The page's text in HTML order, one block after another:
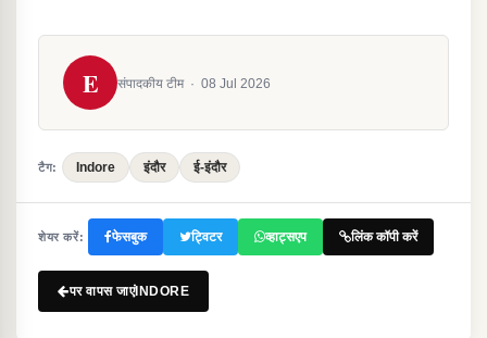
E संपादकीय टीम · 08 Jul 2026
टैग: Indore इंदौर ई-इंदौर
शेयर करें: फेसबुक ट्विटर व्हाट्सएप लिंक कॉपी करें
पर वापस जाएंINDORE